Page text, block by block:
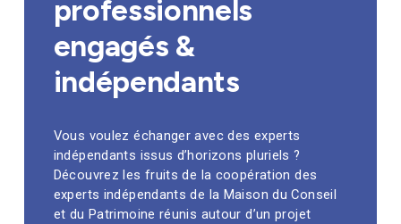
professionnels
engagés &
indépendants
Vous voulez échanger avec des experts
indépendants issus d’horizons pluriels ?
Découvrez les fruits de la coopération des
experts indépendants de la Maison du Conseil
et du Patrimoine réunis autour d’un projet